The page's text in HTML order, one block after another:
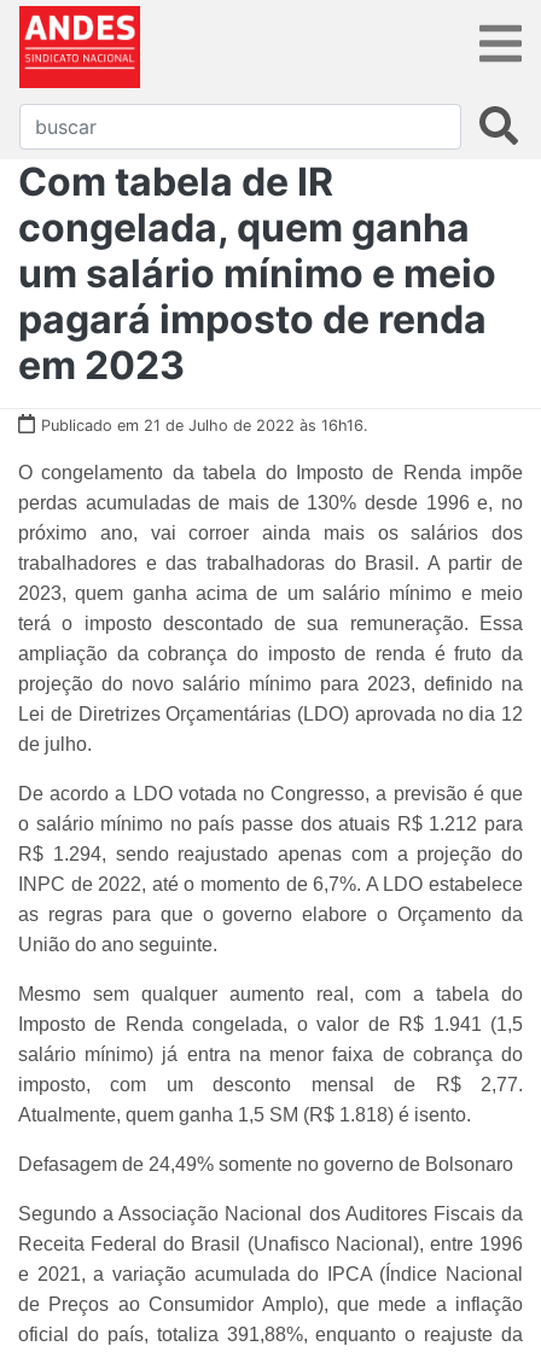
Com tabela de IR
congelada, quem ganha
um salário mínimo e meio
pagará imposto de renda
em 2023
Publicado em 21 de Julho de 2022 às 16h16.
O congelamento da tabela do Imposto de Renda impõe
perdas acumuladas de mais de 130% desde 1996 e, no
próximo ano, vai corroer ainda mais os salários dos
trabalhadores e das trabalhadoras do Brasil. A partir de
2023, quem ganha acima de um salário mínimo e meio
terá o imposto descontado de sua remuneração. Essa
ampliação da cobrança do imposto de renda é fruto da
projeção do novo salário mínimo para 2023, definido na
Lei de Diretrizes Orçamentárias (LDO) aprovada no dia 12
de julho.
De acordo a LDO votada no Congresso, a previsão é que
o salário mínimo no país passe dos atuais R$ 1.212 para
R$ 1.294, sendo reajustado apenas com a projeção do
INPC de 2022, até o momento de 6,7%. A LDO estabelece
as regras para que o governo elabore o Orçamento da
União do ano seguinte.
Mesmo sem qualquer aumento real, com a tabela do
Imposto de Renda congelada, o valor de R$ 1.941 (1,5
salário mínimo) já entra na menor faixa de cobrança do
imposto, com um desconto mensal de R$ 2,77.
Atualmente, quem ganha 1,5 SM (R$ 1.818) é isento.
Defasagem de 24,49% somente no governo de Bolsonaro
Segundo a Associação Nacional dos Auditores Fiscais da
Receita Federal do Brasil (Unafisco Nacional), entre 1996
e 2021, a variação acumulada do IPCA (Índice Nacional
de Preços ao Consumidor Amplo), que mede a inflação
oficial do país, totaliza 391,88%, enquanto o reajuste da